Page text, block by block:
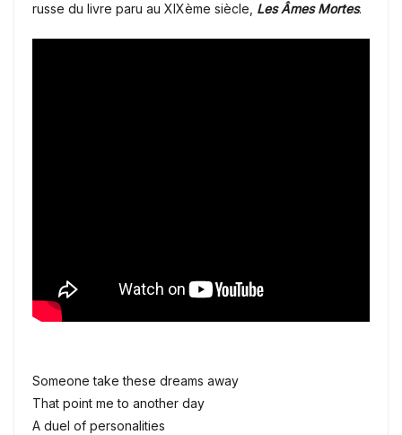
russe du livre paru au XIXème siècle, Les Âmes Mortes.
Someone take these dreams away
That point me to another day
A duel of personalities